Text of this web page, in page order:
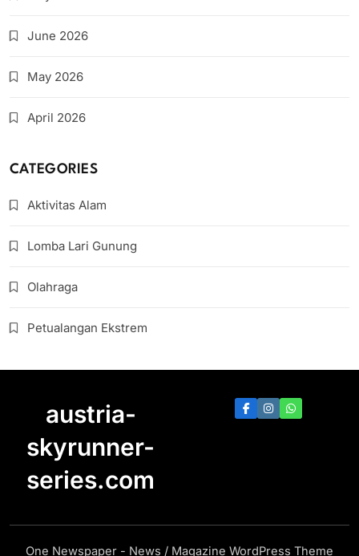
June 2026
May 2026
April 2026
CATEGORIES
Aktivitas Alam
Lomba Lari Gunung
Olahraga
Petualangan Ekstrem
austria-
skyrunner-
series.com
One Newspaper - News / Magazine WordPress Theme